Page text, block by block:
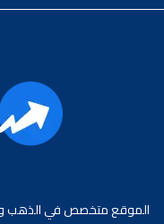
الموقع متخصص في الذهب